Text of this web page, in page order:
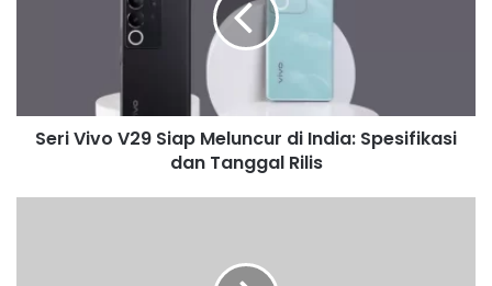
Seri Vivo V29 Siap Meluncur di India: Spesifikasi
dan Tanggal Rilis